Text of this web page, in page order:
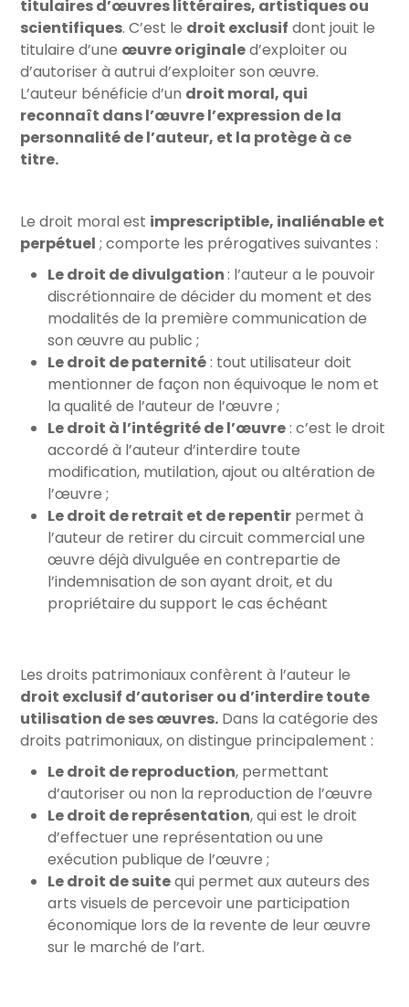
titulaires d’œuvres littéraires, artistiques ou
scientifiques. C’est le droit exclusif dont jouit le
titulaire d’une œuvre originaled’exploiter ou
d’autoriser à autrui d’exploiter son œuvre.
L’auteur bénéficie d’un droit moral, qui
reconnaît dans l’œuvre l’expression de la
personnalité de l’auteur, et la protège à ce
titre.
Le droit moral est imprescriptible, inaliénable et
perpétuel ; comporte les prérogatives suivantes :
Le droit de divulgation: l’auteur a le pouvoir
discrétionnaire de décider du moment et des
modalités de la première communication de
son œuvre au public ;
Le droit de paternité: tout utilisateur doit
mentionner de façon non équivoque le nom et
la qualité de l’auteur de l’œuvre ;
Le droit à l’intégrité de l’œuvre: c’est le droit
accordé à l’auteur d’interdire toute
modification, mutilation, ajout ou altération de
l’œuvre ;
Le droit de retrait et de repentir permet à
l’auteur de retirer du circuit commercial une
œuvre déjà divulguée en contrepartie de
l’indemnisation de son ayant droit, et du
propriétaire du support le cas échéant
Les droits patrimoniaux confèrent à l’auteur le
droit exclusif d’autoriser ou d’interdire toute
utilisation de ses œuvres. Dans la catégorie des
droits patrimoniaux, on distingue principalement :
Le droit de reproduction, permettant
d’autoriser ou non la reproduction de l’œuvre
Le droit de représentation, qui est le droit
d’effectuer une représentation ou une
exécution publique de l’œuvre ;
Le droit de suitequi permet aux auteurs des
arts visuels de percevoir une participation
économique lors de la revente de leur œuvre
sur le marché de l’art.